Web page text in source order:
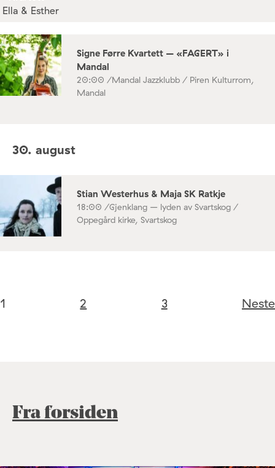
Signe Førre Kvartett – «FAGERT» i
Mandal
20:00 /Mandal Jazzklubb / Piren Kulturrom,
Mandal
30. august
Stian Westerhus & Maja SK Ratkje
18:00 /Gjenklang – lyden av Svartskog /
Oppegård kirke, Svartskog
1 2 3 Neste
Fra forsiden